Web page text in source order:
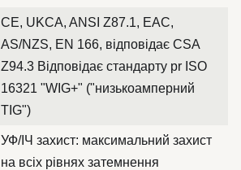
CE, UKCA, ANSI Z87.1, EAC,
AS/NZS, EN 166, відповідає CSA
Z94.3 Відповідає стандарту pr ISO
16321 "WIG+" ("низькоамперний
TIG")
УФ/ІЧ захист: максимальний захист
на всіх рівнях затемнення